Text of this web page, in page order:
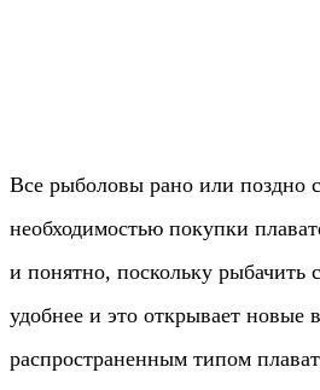
Все рыболовы рано или поздно
необходимостью покупки
и понятно, поскольку рыбачить
удобнее и это открывает
распространенным типом